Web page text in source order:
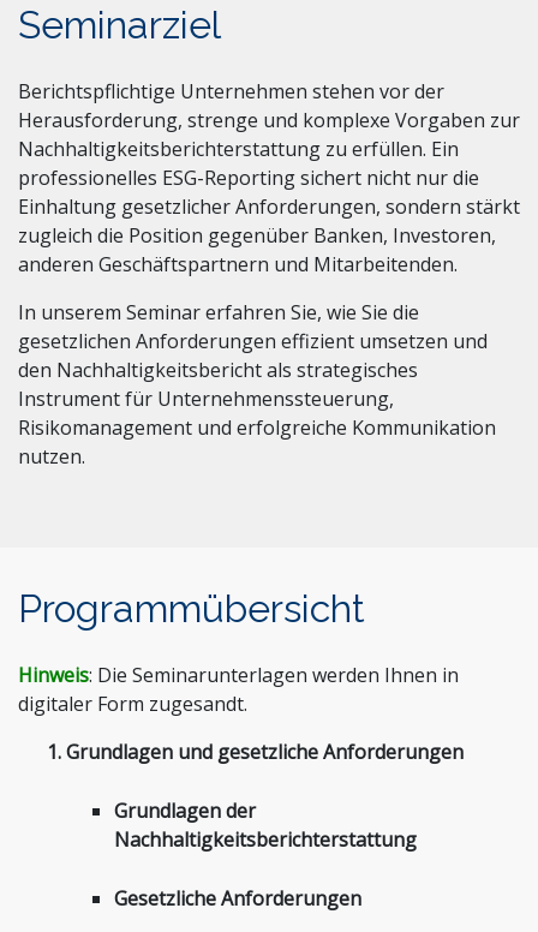
Seminarziel
Berichtspflichtige Unternehmen stehen vor der
Herausforderung, strenge und komplexe Vorgaben zur
Nachhaltigkeitsberichterstattung zu erfüllen. Ein
professionelles ESG-Reporting sichert nicht nur die
Einhaltung gesetzlicher Anforderungen, sondern stärkt
zugleich die Position gegenüber Banken, Investoren,
anderen Geschäftspartnern und Mitarbeitenden.
In unserem Seminar erfahren Sie, wie Sie die
gesetzlichen Anforderungen effizient umsetzen und
den Nachhaltigkeitsbericht als strategisches
Instrument für Unternehmenssteuerung,
Risikomanagement und erfolgreiche Kommunikation
nutzen.
Programmübersicht
Hinweis: Die Seminarunterlagen werden Ihnen in
digitaler Form zugesandt.
Grundlagen und gesetzliche Anforderungen
Grundlagen der
Nachhaltigkeitsberichterstattung
Gesetzliche Anforderungen